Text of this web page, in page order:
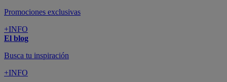
Promociones exclusivas
+INFO
El blog
Busca tu inspiración
+INFO